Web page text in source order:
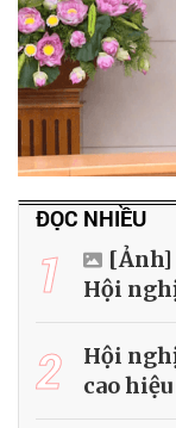
ĐỌC NHIỀU
1
[Ảnh]
Hội
2
Hội
cao